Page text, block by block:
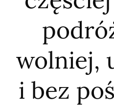
wolniej,
i bez